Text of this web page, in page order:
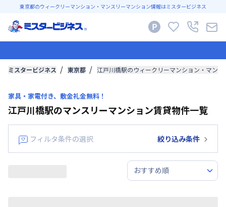
東京都のウィークリーマンション・マンスリーマンション情報はミスタービジネス
ミスタービジネス 東京都 江戸川橋駅のウィークリーマンション・マン
家具・家電付き、敷金礼金無料！
江戸川橋駅のマンスリーマンション賃貸物件一覧
フィルタ条件の選択 絞り込み条件